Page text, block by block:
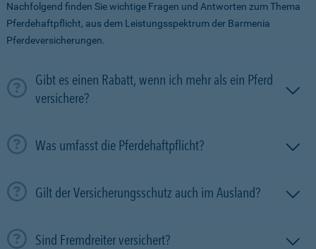
Nachfolgend finden Sie wichtige Fragen und Antworten zum Thema
Pferdehaftpflicht, aus dem Leistungsspektrum der Barmenia
Pferdeversicherungen.
Gibt es einen Rabatt, wenn ich mehr als ein Pferd
versichere?
Was umfasst die Pferdehaftpflicht?
Gilt der Versicherungsschutz auch im Ausland?
Sind Fremdreiter versichert?